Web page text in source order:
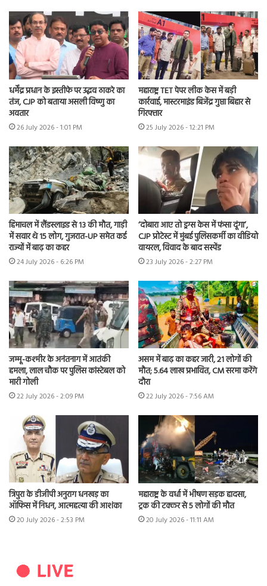
धर्मेंद्र प्रधान के इस्तीफे पर उद्धव ठाकरे का
तंज, CJP को बताया असली विष्णु का
अवतार
26 July 2026 - 1:01 PM
महाराष्ट्र TET पेपर लीक केस में बड़ी
कार्रवाई, मास्टरमाइंड बिजेंद्र गुप्ता बिहार से
गिरफ्तार
25 July 2026 - 12:21 PM
हिमाचल में लैंडस्लाइड से 13 की मौत, गाड़ी
में सवार थे 15 लोग, गुजरात-UP समेत कई
राज्यों में बाढ़ का कहर
24 July 2026 - 6:26 PM
‘दोबारा आए तो ड्रग्स केस में फंसा दूंगा’,
CJP प्रोटेस्ट में मुंबई पुलिसकर्मी का वीडियो
वायरल, विवाद के बाद सस्पेंड
23 July 2026 - 2:27 PM
जम्मू-कश्मीर के अनंतनाग में आतंकी
हमला, लाल चौक पर पुलिस कांस्टेबल को
मारी गोली
22 July 2026 - 2:09 PM
असम में बाढ़ का कहर जारी, 21 लोगों की
मौत; 5.64 लाख प्रभावित, CM सरमा करेंगे
दौरा
22 July 2026 - 7:56 AM
त्रिपुरा के डीजीपी अनुराग धनखड़ का
ऑफिस में निधन, आत्महत्या की आशंका
20 July 2026 - 2:53 PM
महाराष्ट्र के वर्धा में भीषण सड़क हादसा,
ट्रक की टक्कर से 5 लोगों की मौत
20 July 2026 - 11:11 AM